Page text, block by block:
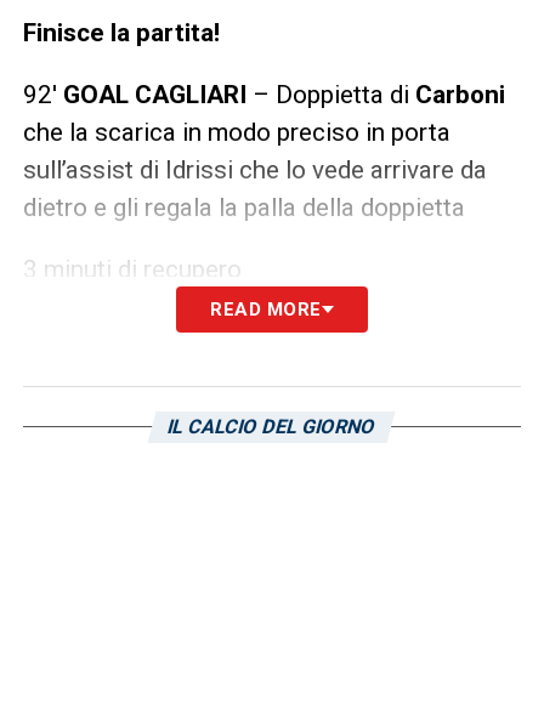
Finisce la partita!
92′ GOAL CAGLIARI – Doppietta di Carboni
che la scarica in modo preciso in porta
sull’assist di Idrissi che lo vede arrivare da
dietro e gli regala la palla della doppietta
3 minuti di recupero
88′ Giallo per gli ospiti – Ammonito il
87′Cambio giallorossi– D’Alessio rileva il
READ MORE
IL CALCIO DEL GIORNO